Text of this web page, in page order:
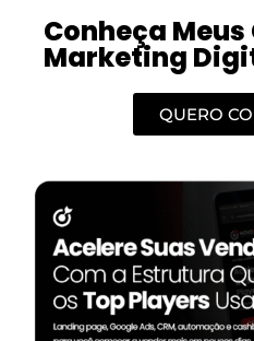
Conheça
Marketing
QUERO